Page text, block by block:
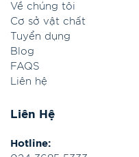
Liên Hệ
Hotline:
Về chúng tôi
Cơ sở vật chất
Tuyển dụng
Blog
FAQS
Liên hệ